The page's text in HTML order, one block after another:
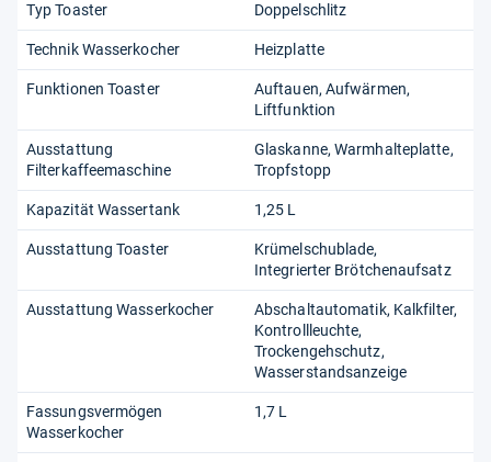
Typ Toaster Doppelschlitz
Technik Wasserkocher Heizplatte
Funktionen Toaster Auftauen Aufwärmen
Liftfunktion
Ausstattung
Filterkaffeemaschine
Glaskanne Warmhalteplatte
Tropfstopp
Kapazität Wassertank 1,25 L
Ausstattung Toaster
Krümelschublade
Integrierter Brötchenaufsatz
Ausstattung Wasserkocher Abschaltautomatik Kalkfilter
Kontrollleuchte
Trockengehschutz
Wasserstandsanzeige
Fassungsvermögen
Wasserkocher
1,7 L